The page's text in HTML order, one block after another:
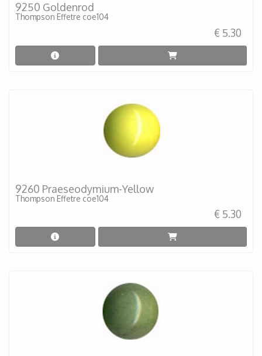
9250 Goldenrod
Thompson Effetre coe104
€ 5.30
9260 Praeseodymium-Yellow
Thompson Effetre coe104
€ 5.30